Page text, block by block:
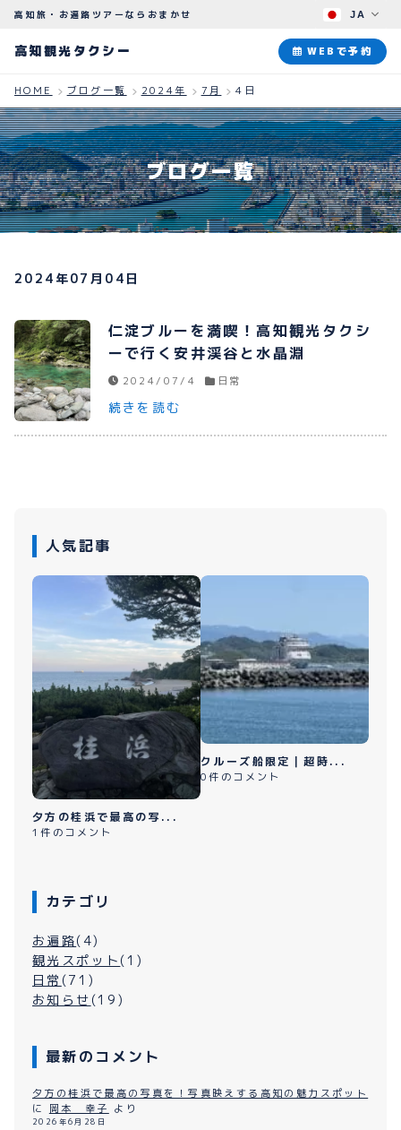
高知観光タクシー
ABOUT
観光タクシーについて
PLAN
観光プラン
ブログ
よくある質問
プライバシーポリシー
メールで予約
WEBで予約
JA
高知旅・お遍路ツアーならおまかせ
高知観光タクシー WEBで予約
HOME ブログ一覧 2024年 7月 4日
ブログ一覧
2024年07月04日
仁淀ブルーを満喫！高知観光タクシ
ーで行く安井渓谷と水晶淵
2024/07/4 日常
続きを読む
人気記事
夕方の桂浜で最高の写...
1件のコメント
クルーズ船限定｜超時...
0件のコメント
カテゴリ
お遍路(4)
観光スポット (1)
日常 (71)
お知らせ (19)
最新のコメント
夕方の桂浜で最高の写真を！写真映えする高知の魅力スポット
に 岡本 幸子 より
2026年6月28日